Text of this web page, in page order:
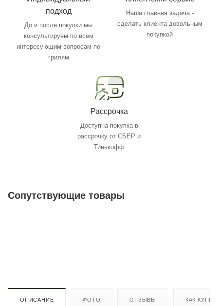
подход
До и после покупки мы
консультируем по всем
интересующим вопросам по
грилям
Наша главная задача -
сделать клиента довольным
покупкой
Рассрочка
Доступна покупка в
рассрочку от СБЕР и
Тинькофф
Сопутствующие товары
ОПИСАНИЕ ФОТО ОТЗЫВЫ КАК